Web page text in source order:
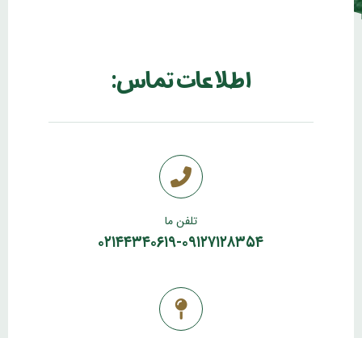
اطلاعات تماس:
تلفن ما
۰۲۱۴۴۳۴۰۶۱۹-۰۹۱۲۷۱۲۸۳۵۴